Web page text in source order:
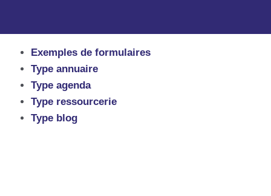
Exemples de formulaires
Type annuaire
Type agenda
Type ressourcerie
Type blog